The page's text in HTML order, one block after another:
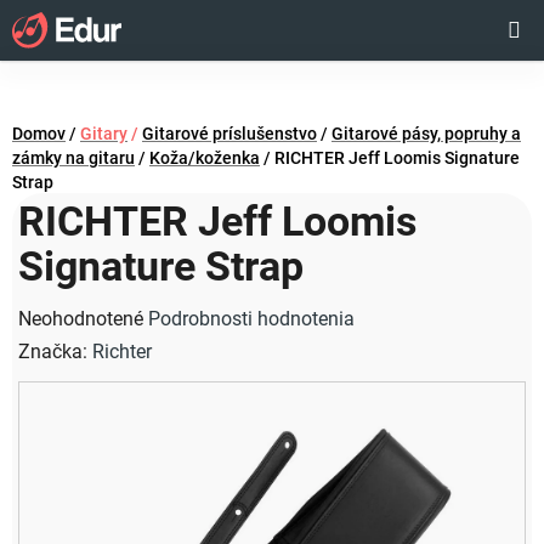
Prejsť
na
obsah
KOŠÍK
Domov/ Gitary / Gitarové príslušenstvo/ Gitarové pásy, popruhy a
zámky na gitaru / Koža/koženka / RICHTER Jeff Loomis Signature
Strap
RICHTER Jeff Loomis
Signature Strap
Priemerné
hodnotenie
produktu
Neohodnotené Podrobnosti hodnotenia
Značka: Richter